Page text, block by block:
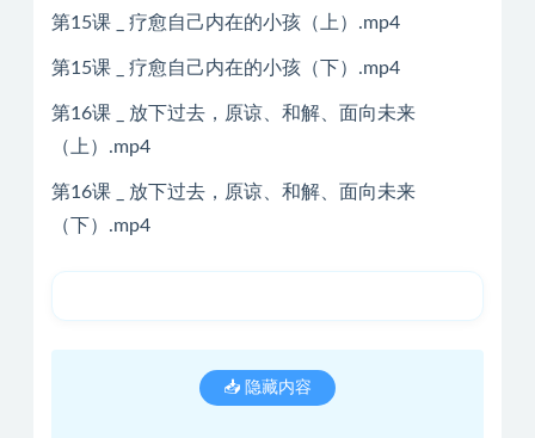
第15课 _ 疗愈自己内在的小孩（上）.mp4
第15课 _ 疗愈自己内在的小孩（下）.mp4
第16课 _ 放下过去，原谅、和解、面向未来
（上）.mp4
第16课 _ 放下过去，原谅、和解、面向未来
（下）.mp4
📥 隐藏内容